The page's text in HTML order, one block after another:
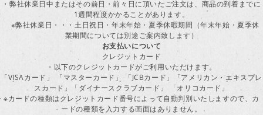
・弊社休業日中またはその前日・前々日に頂いたご注文は、商品の到着までに
1週間程度かかることがあります。
※弊社休業日・・・土日祝日・年末年始・夏季休暇期間（年末年始・夏季休
業期間については別途ご案内致します）
お支払いについて
クレジットカード
・以下のクレジットカードがご利用いただけます。
「VISAカード」 「マスターカード」 「JCBカード」「アメリカン・エキスプレ
スカード」「ダイナースクラブカード」 「オリコカード」
※カードの種類はクレジットカード番号によって自動判別いたしますので、カ
ードの種類を入力する画面はありません。